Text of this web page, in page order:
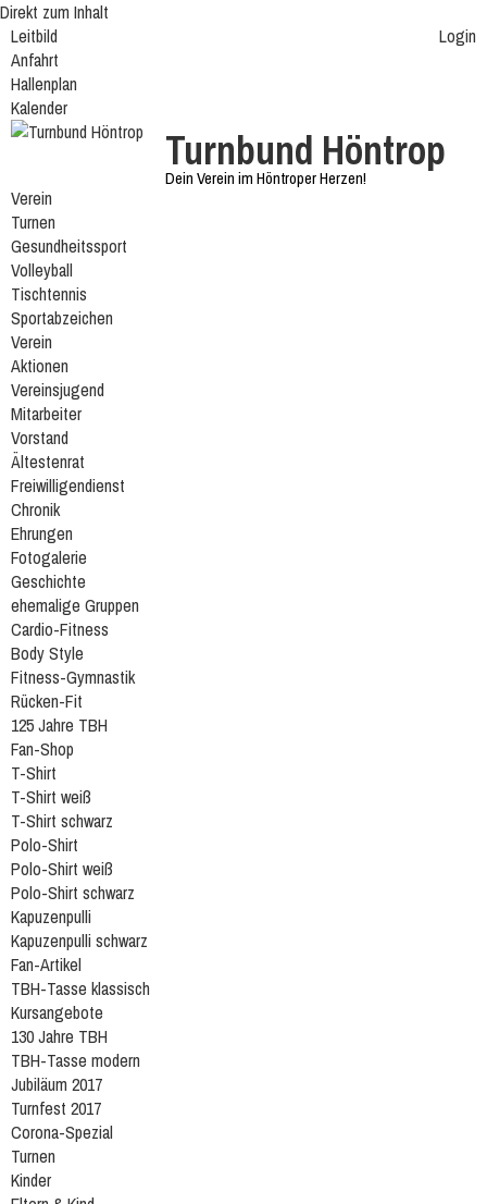
Direkt zum Inhalt
Login
Leitbild
Anfahrt
Hallenplan
Kalender
Turnbund Höntrop
Dein Verein im Höntroper Herzen!
Verein
Turnen
Gesundheitssport
Volleyball
Tischtennis
Sportabzeichen
Verein
Aktionen
Vereinsjugend
Mitarbeiter
Vorstand
Ältestenrat
Freiwilligendienst
Chronik
Ehrungen
Fotogalerie
Geschichte
ehemalige Gruppen
Cardio-Fitness
Body Style
Fitness-Gymnastik
Rücken-Fit
125 Jahre TBH
Fan-Shop
T-Shirt
T-Shirt weiß
T-Shirt schwarz
Polo-Shirt
Polo-Shirt weiß
Polo-Shirt schwarz
Kapuzenpulli
Kapuzenpulli schwarz
Fan-Artikel
TBH-Tasse klassisch
Kursangebote
130 Jahre TBH
TBH-Tasse modern
Jubiläum 2017
Turnfest 2017
Corona-Spezial
Turnen
Kinder